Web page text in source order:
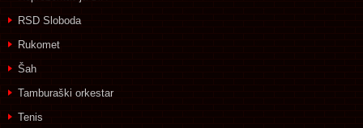
RSD Sloboda
Rukomet
Šah
Tamburaški orkestar
Tenis